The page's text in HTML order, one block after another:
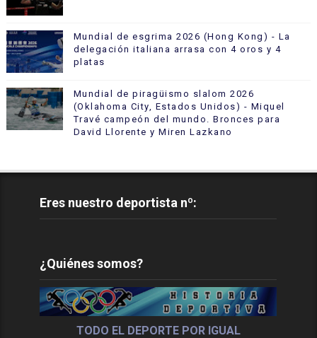
Mundial de esgrima 2026 (Hong Kong) - La
delegación italiana arrasa con 4 oros y 4
platas
Mundial de piragüismo slalom 2026
(Oklahoma City, Estados Unidos) - Miquel
Travé campeón del mundo. Bronces para
David Llorente y Miren Lazkano
Eres nuestro deportista nº:
¿Quiénes somos?
TODO EL DEPORTE POR IGUAL